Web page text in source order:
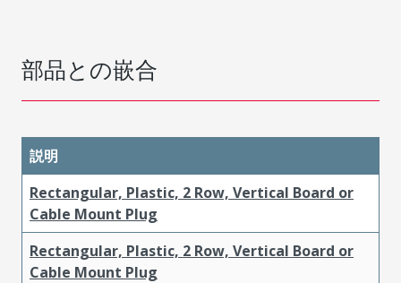
部品との嵌合
説明
Rectangular, Plastic, 2 Row, Vertical Board or
Cable Mount Plug
Rectangular, Plastic, 2 Row, Vertical Board or
Cable Mount Plug